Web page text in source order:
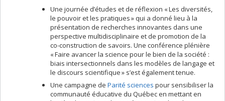
Une journée d’études et de réflexion « Les diversités,
le pouvoir et les pratiques » qui a donné lieu à la
présentation de recherches innovantes dans une
perspective multidisciplinaire et de promotion de la
co-construction de savoirs. Une conférence plénière
« Faire avancer la science pour le bien de la société :
biais intersectionnels dans les modèles de langage et
le discours scientifique » s’est également tenue.
Une campagne de Parité sciences pour sensibiliser la
communauté éducative du Québec en mettant en